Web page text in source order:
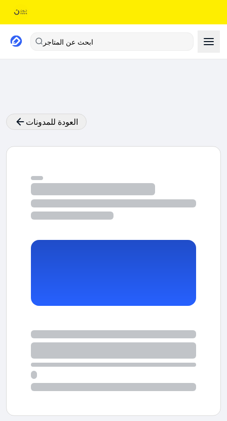
ابحث عن المتاجر
العودة للمدونات